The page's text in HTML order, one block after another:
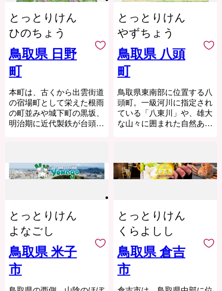
されており、”待機児童ゼ
ロ”を掲げ子育て支援を実
施しています。
面積4.2㎢の村の中に、大
型ショッピングモールや地
産地消型店舗、そして、令
和4年9月に開館した複合型
子育て拠点施設『ミライト
ひえづ』、役場、学校、病
院などが集約されたコンパ
クトヴィレッジです。
くことができる最高のアク
セス条件です。
国などと直結する交通の玄
関口であり、大阪から車で
3時間30分、東京からは、
飛行機で75分（米子空港か
ら日吉津村まで車で30分）
です。
ぜひお近くにお越しの際
は、日吉津村へ足をお運び
とっとりけん
ひのちょう
鳥取県 日野
町
本町は、古くから出雲街道
の宿場町として栄えた根雨
の町並みや城下町の黒坂、
明治期に近代製鉄が台頭す
まちです。
また、自然を活かしたアク
す。
とっとりけん
やずちょう
鳥取県 八頭
町
鳥取県東南部に位置する八
頭町。一級河川に指定され
ている「八東川」や、雄大
な山々に囲まれた自然あふ
しています。
自然、名産品、歴史、語り
とっとりけん
よなごし
鳥取県 米子
市
とっとりけん
くらよしし
鳥取県 倉吉
市